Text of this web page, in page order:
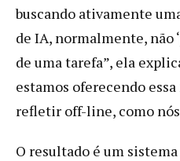
buscando ativamente
de IA, normalmente, não
de uma tarefa”, ela
estamos oferecendo
refletir off-line, como nós
O resultado é um